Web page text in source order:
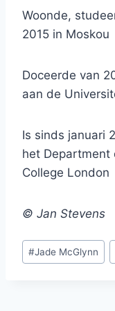
Woonde,
2015 in Moskou
Doceerde van
aan de
Is sinds januari
het Department
College London
© Jan Stevens
Bericht
tags:
#Jade McGlynn